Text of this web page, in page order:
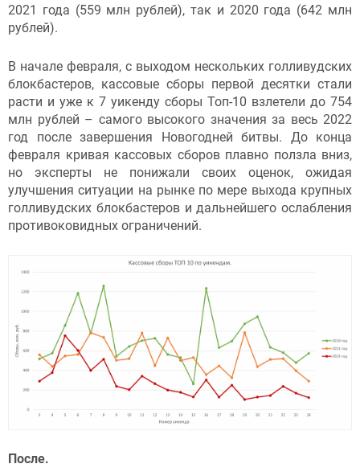
2021 года (559 млн рублей), так и 2020 года (642 млн
рублей).
В начале февраля, с выходом нескольких голливудских
блокбастеров, кассовые сборы первой десятки стали
расти и уже к 7 уикенду сборы Топ-10 взлетели до 754
млн рублей – самого высокого значения за весь 2022
год после завершения Новогодней битвы. До конца
февраля кривая кассовых сборов плавно ползла вниз,
но эксперты не понижали своих оценок, ожидая
улучшения ситуации на рынке по мере выхода крупных
голливудских блокбастеров и дальнейшего ослабления
противоковидных ограничений.
После.